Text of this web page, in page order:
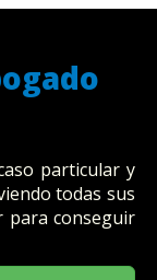
particular y
todas sus
para conseguir